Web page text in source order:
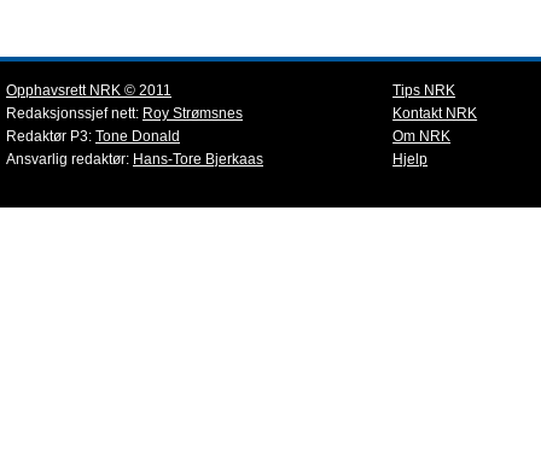
Opphavsrett NRK © 2011
Redaksjonssjef nett: Roy Strømsnes
Redaktør P3: Tone Donald
Ansvarlig redaktør: Hans-Tore Bjerkaas
Tips NRK
Kontakt NRK
Om NRK
Hjelp